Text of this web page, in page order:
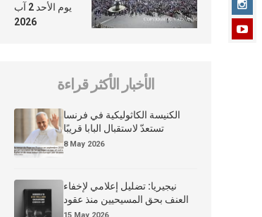
يوم الأحد 2 آب
2026
الأخبار الأكثر قراءة
الكنيسة الكاثوليكية في فرنسا
تستعدّ لاستقبال البابا قريبًا
8 May 2026
نيجيريا: تضليل إعلامي لإخفاء
العنف بحق المسيحيين منذ عقود
15 May 2026